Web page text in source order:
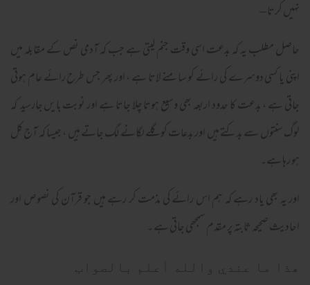
نہیں کرتا –
حاصل مطلب یہ کہ بدعت اسی وقت جنم لیتی ہے جب کہ آدمی نص کے مقابلہ میں
اپنی یا کسی دوسرے کی رائے کو سامنے لاتا ہے ، اور پھر جس طرح رائے عام ہوتی
جاتی ہے ، بدعت کا حدود اربعہ بھی وسیع ہوتا چلا جاتا ہے اور نوبت بایں جارسید کہ
لوگ سنتوں سے بدکتے ہیں اور بدعات کو گلے لگانے لگ جاتے ہیں ، جیسا کہ آج کل
ہو رہا ہے۔
اور یہ بھی یاد رہے کہ ہم اس رائے کی مذمت کر رہے ہیں جو قرآن کی نصوص اور
احادیث صحیحہ ثابتہ پر مقدم سمجھی جاتی ہے ۔
ھذا ما عندي والله أعلم بالصواب